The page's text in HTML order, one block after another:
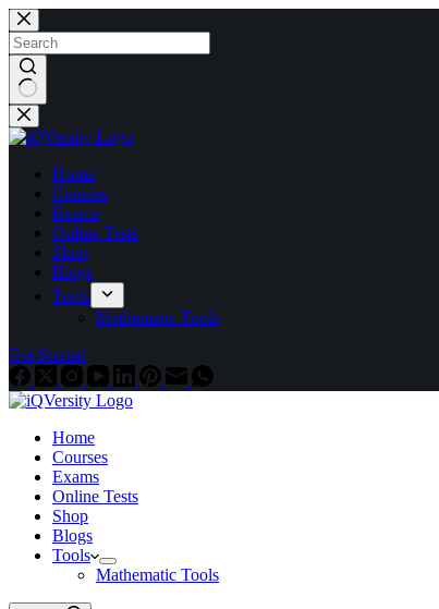
Home
Courses
Exams
Online Tests
Shop
Blogs
Tools
Mathematic Tools
Get Started
Home
Courses
Exams
Online Tests
Shop
Blogs
Tools
Mathematic Tools